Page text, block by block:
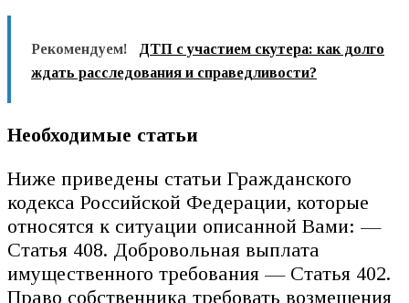
Рекомендуем!
ДТП с участием скутера: как долго
ждать расследования и справедливости?
Необходимые статьи
Ниже приведены статьи Гражданского
кодекса Российской Федерации, которые
относятся к ситуации описанной Вами: —
Статья 408. Добровольная выплата
имущественного требования — Статья 402.
Право собственника требовать возмещения